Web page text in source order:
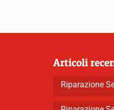
Articoli
Riparazione